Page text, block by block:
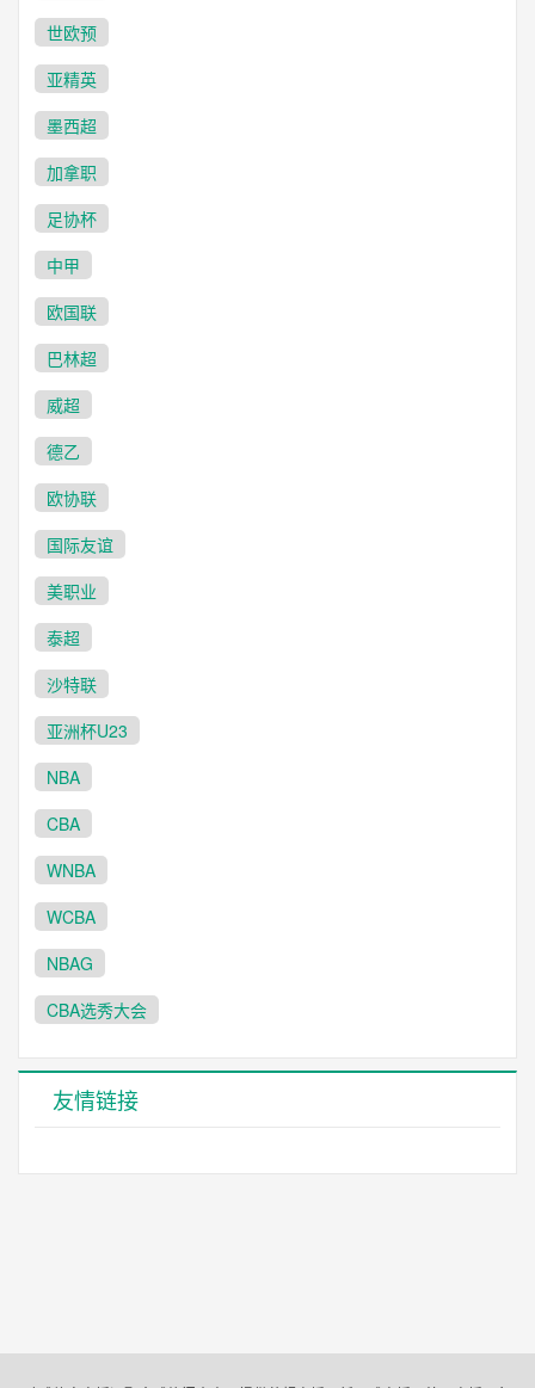
世欧预
亚精英
墨西超
加拿职
足协杯
中甲
欧国联
巴林超
威超
德乙
欧协联
国际友谊
美职业
泰超
沙特联
亚洲杯U23
NBA
CBA
WNBA
WCBA
NBAG
CBA选秀大会
友情链接